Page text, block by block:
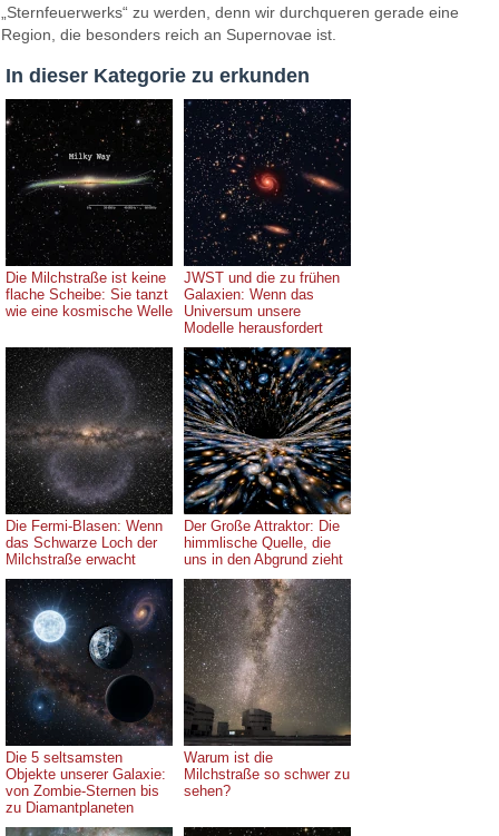
„Sternfeuerwerks“ zu werden, denn wir durchqueren gerade eine
Region, die besonders reich an Supernovae ist.
In dieser Kategorie zu erkunden
Die Milchstraße ist keine
flache Scheibe: Sie tanzt
wie eine kosmische Welle
JWST und die zu frühen
Galaxien: Wenn das
Universum unsere
Modelle herausfordert
Die Fermi-Blasen: Wenn
das Schwarze Loch der
Milchstraße erwacht
Der Große Attraktor: Die
himmlische Quelle, die
uns in den Abgrund zieht
Die 5 seltsamsten
Objekte unserer Galaxie:
von Zombie-Sternen bis
zu Diamantplaneten
Warum ist die
Milchstraße so schwer zu
sehen?